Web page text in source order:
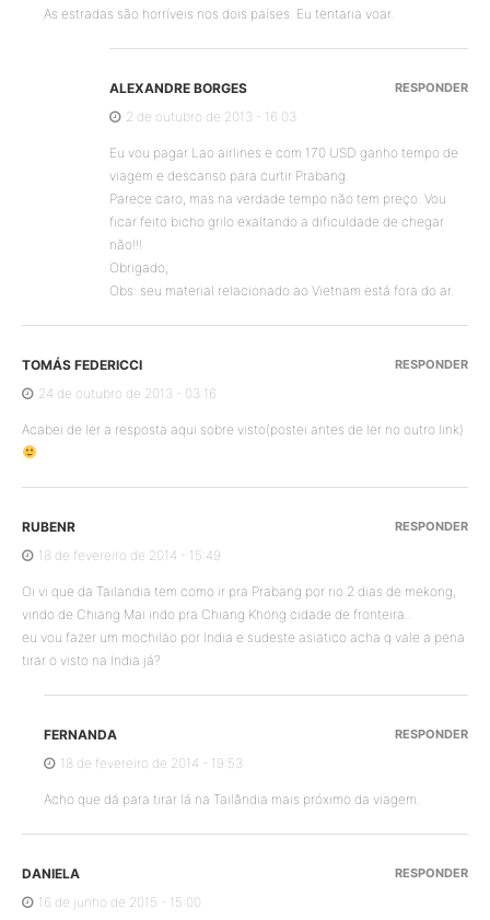
As estradas são horríveis nos dois países. Eu tentaria voar.
ALEXANDRE BORGES
2 de outubro de 2013 - 16:03
Eu vou pagar Lao airlines e com 170 USD ganho tempo de
viagem e descanso para curtir Prabang.
Parece caro, mas na verdade tempo não tem preço. Vou
ficar feito bicho grilo exaltando a dificuldade de chegar
não!!!
Obrigado,
Obs: seu material relacionado ao Vietnam está fora do ar.
RESPONDER
TOMÁS FEDERICCI
24 de outubro de 2013 - 03:16
Acabei de ler a resposta aqui sobre visto(postei antes de ler no outro link)
RESPONDER
RUBENR
18 de fevereiro de 2014 - 15:49
Oi vi que da Tailandia tem como ir pra Prabang por rio 2 dias de mekong,
vindo de Chiang Mai indo pra Chiang Khong cidade de fronteira..
eu vou fazer um mochilao por India e sudeste asiatico acha q vale a pena
tirar o visto na India já?
RESPONDER
FERNANDA
18 de fevereiro de 2014 - 19:53
Acho que dá para tirar lá na Tailândia mais próximo da viagem.
RESPONDER
DANIELA
16 de junho de 2015 - 15:00
RESPONDER